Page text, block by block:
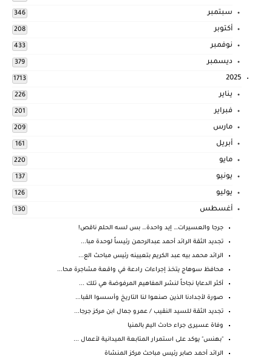
سبتمبر 346
أكتوبر 208
نوفمبر 433
ديسمبر 379
2025
1713
يناير 226
فبراير 201
مارس 209
أبريل 161
مايو 220
يونيو 137
يوليو 126
أغسطس 130
جرجا والعسيرات… إيد واحدة… بس لسه الحلم ناقص!
تجديد الثقة الرائد أحمد عبدالرحمن رئيساً لوحدة مبا...
الرائد محمد بيه عبد الكريم بتعيينه رئيس مباحث الع...
محافظ سوهاج يتخذ إجراءات رادعة في واقعة مشاجرة محا...
أكثر الدعايا نجاحاً لنشر المفاهيم المرفوضة هي تلك ...
صورة لأجدادنا الذين صنعوا لنا التاريخ وأسسوا القبا...
تجديد الثقة للسيد النقيب / عمرو جمال ابن مركز جرجا...
وفاة عسيرى جراء حادث اليم بالمنيا
"بهنس" يوكد على استمرار المتابعة الميدانية لأعمال ...
الرائد أحمد صابر رئيس مباحث مركز المنشاة